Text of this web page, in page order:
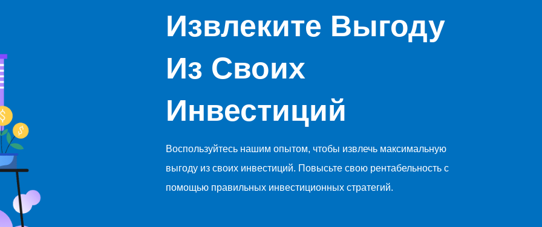
Извлеките Выгоду
Из Своих
Инвестиций
Воспользуйтесь нашим опытом, чтобы извлечь максимальную
выгоду из своих инвестиций. Повысьте свою рентабельность с
помощью правильных инвестиционных стратегий.